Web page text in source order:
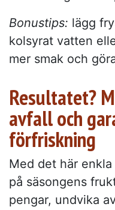
Bonustips: lägg
kolsyrat vatten
mer smak och
Resultatet?
avfall och
förfriskning
Med det här
på säsongens
pengar, undvika